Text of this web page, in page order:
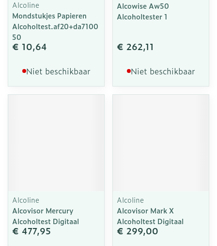
Alcoline
Mondstukjes Papieren
Alcoholtest.af20+da7100
50
€ 10,64
Niet beschikbaar
Alcowise Aw50
Alcoholtester 1
€ 262,11
Niet beschikbaar
Alcoline
Alcovisor Mercury
Alcoholtest Digitaal
€ 477,95
Alcoline
Alcovisor Mark X
Alcoholtest Digitaal
€ 299,00